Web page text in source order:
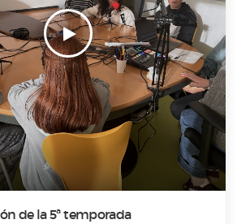
de la 5ª temporada